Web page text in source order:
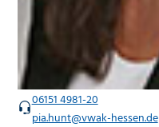
06151 4981-20
pia.hunt@vwak-hessen.de